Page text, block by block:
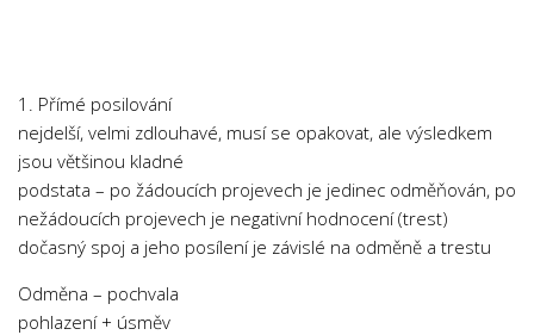
Ekologie
Ekonomie
Fyzika
Informatika
Management
1. Přímé posilování
nejdelší, velmi zdlouhavé, musí se opakovat, ale výsledkem
jsou většinou kladné
podstata – po žádoucích projevech je jedinec odměňován, po
nežádoucích projevech je negativní hodnocení (trest)
dočasný spoj a jeho posílení je závislé na odměně a trestu
Odměna – pochvala
pohlazení + úsměv